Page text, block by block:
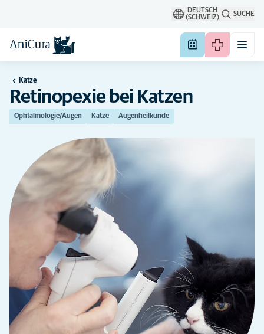
DEUTSCH
(SCHWEIZ)
SUCHE
Katze
Retinopexie bei Katzen
Ophtalmologie/Augen Katze Augenheilkunde